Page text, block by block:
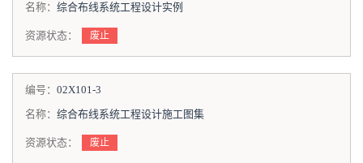
名称： 综合布线系统工程设计实例
资源状态： 废止
编号： 02X101-3
名称： 综合布线系统工程设计施工图集
资源状态： 废止